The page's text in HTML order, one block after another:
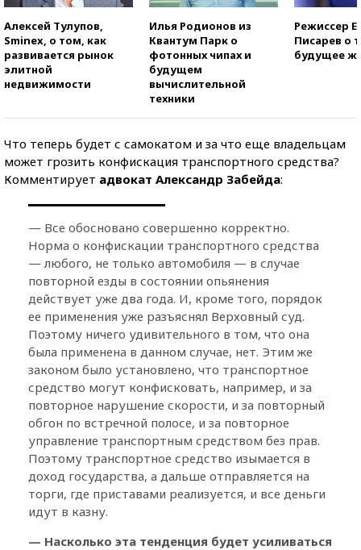
Алексей Тулупов,
Sminex, о том, как
развивается рынок
элитной
недвижимости
Илья Родионов из
Квантум Парк о
фотонных чипах и
будущем
вычислительной
техники
Режиссер
Писарев о
будущее
Что теперь будет с самокатом и за что еще владельцам
может грозить конфискация транспортного средства?
Комментирует адвокат Александр Забейда:
— Все обосновано совершенно корректно.
Норма о конфискации транспортного средства
— любого, не только автомобиля — в случае
повторной езды в состоянии опьянения
действует уже два года. И, кроме того, порядок
ее применения уже разъяснял Верховный суд.
Поэтому ничего удивительного в том, что она
была применена в данном случае, нет. Этим же
законом было установлено, что транспортное
средство могут конфисковать, например, и за
повторное нарушение скорости, и за повторный
обгон по встречной полосе, и за повторное
управление транспортным средством без прав.
Поэтому транспортное средство изымается в
доход государства, а дальше отправляется на
торги, где приставами реализуется, и все деньги
идут в казну.
— Насколько эта тенденция будет усиливаться